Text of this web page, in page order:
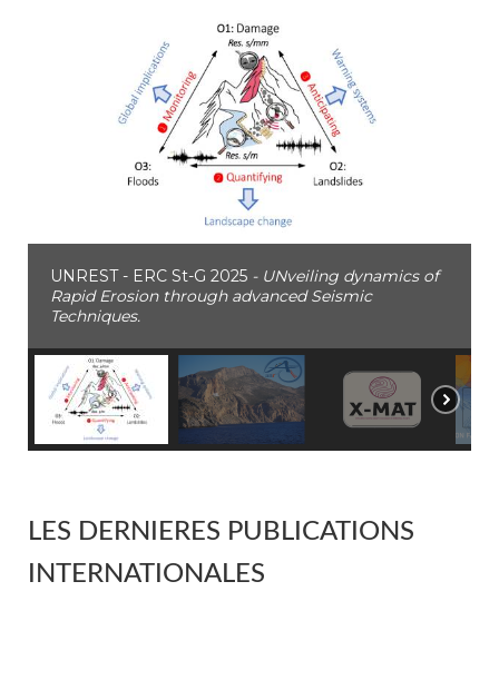
UNREST - ERC St-G 2025 - UNveiling dynamics of
Rapid Erosion through advanced Seismic
Techniques.
LES DERNIERES PUBLICATIONS
INTERNATIONALES